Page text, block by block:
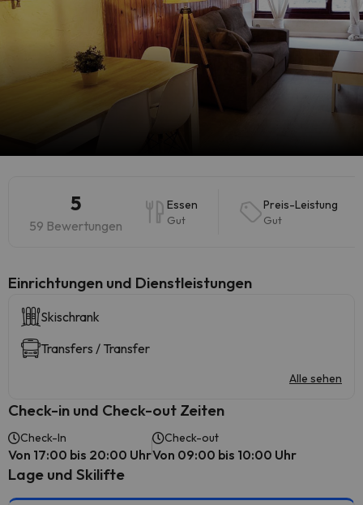
5
59 Bewertungen
Essen
Gut
Preis-Leistung
Gut
​Einrichtungen und Dienstleistungen
Skischrank
Transfers / Transfer
Alle sehen
Check-in und Check-out Zeiten
Check-In
Von 17:00 bis 20:00 Uhr
Check-out
Von 09:00 bis 10:00 Uhr
Lage und Skilifte